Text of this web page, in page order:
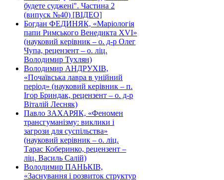
будете суджені". Частина 2
(випуск №40) [ВІДЕО]
Богдан ФЕДИНЯК, «Маріологія
папи Римського Венедикта XVI»
(науковий керівник – о. д-р Олег
Чупа, рецензент – о. ліц.
Володимир Тухлян)
Володимир АНДРУХІВ,
«Почаївська лавра в унійний
період» (науковий керівник – п.
Ігор Бриндак, рецензент – о. д-р
Віталій Лесняк)
Павло ЗАХАРЯК, «Феномен
трансгуманізму: виклики і
загрози для суспільства»
(науковий керівник – о. ліц.
Тарас Коберинко, рецензент –
ліц. Василь Салій)
Володимир ПАНЬКІВ,
«Заснування і розвиток структур